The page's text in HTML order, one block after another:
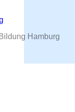
Hamburg